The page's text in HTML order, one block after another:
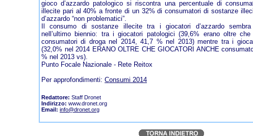
gioco d’azzardo patologico si riscontra una percentuale di
illecite pari al 40% a fronte di un 32% di consumatori di sostanze
d’azzardo “non problematici”.
Il consumo di sostanze illecite tra i giocatori d’azzardo
nell’ultimo biennio: tra i giocatori patologici (39,6% erano oltre
consumatori di droga nel 2014, 41,7 % nel 2013) mentre tra i
(32,0% nel 2014 ERANO OLTRE CHE GIOCATORI ANCHE
% nel 2013 vs).
Punto Focale Nazionale - Rete Reitox
Per approfondimenti: Consumi 2014
Redattore: Staff Dronet
Indirizzo: www.dronet.org
Email: info@dronet.org